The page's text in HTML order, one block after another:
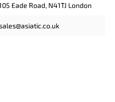
Eade Road, N41TJ London